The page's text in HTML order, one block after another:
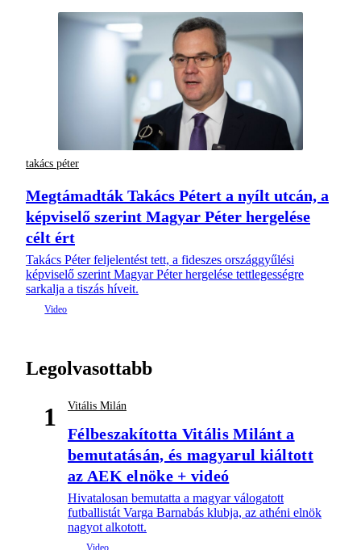
takács péter
Megtámadták Takács Pétert a nyílt utcán, a
képviselő szerint Magyar Péter hergelése
célt ért
Takács Péter feljelentést tett, a fideszes országgyűlési
képviselő szerint Magyar Péter hergelése tettlegességre
sarkalja a tiszás híveit.
Legolvasottabb
1 Vitális Milán
Félbeszakította Vitális Milánt a
bemutatásán, és magyarul kiáltott
az AEK elnöke + videó
Hivatalosan bemutatta a magyar válogatott
futballistát Varga Barnabás klubja, az athéni elnök
nagyot alkotott.